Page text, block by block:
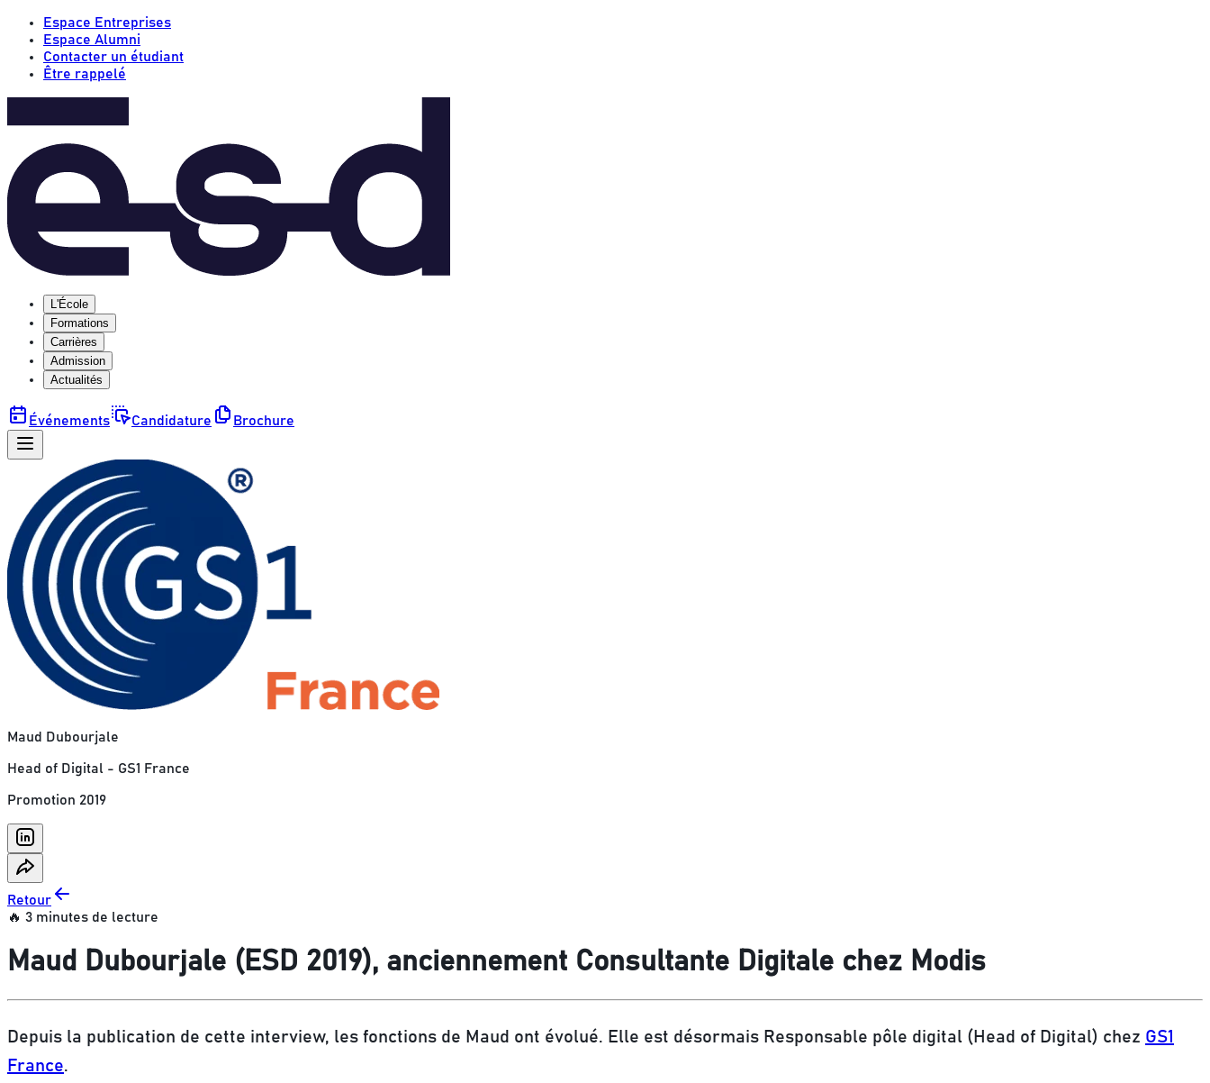
Espace Entreprises
Espace Alumni
Contacter un étudiant
Être rappelé
L'École
Formations
Carrières
Admission
Actualités
Événements Candidature Brochure
Maud Dubourjale
Head of Digital - GS1 France
Promotion 2019
Retour
🔥 3 minutes de lecture
Maud Dubourjale (ESD 2019), anciennement Consultante Digitale chez Modis
Depuis la publication de cette interview, les fonctions de Maud ont évolué. Elle est désormais Responsable pôle digital (Head of Digital) chez GS1
France.